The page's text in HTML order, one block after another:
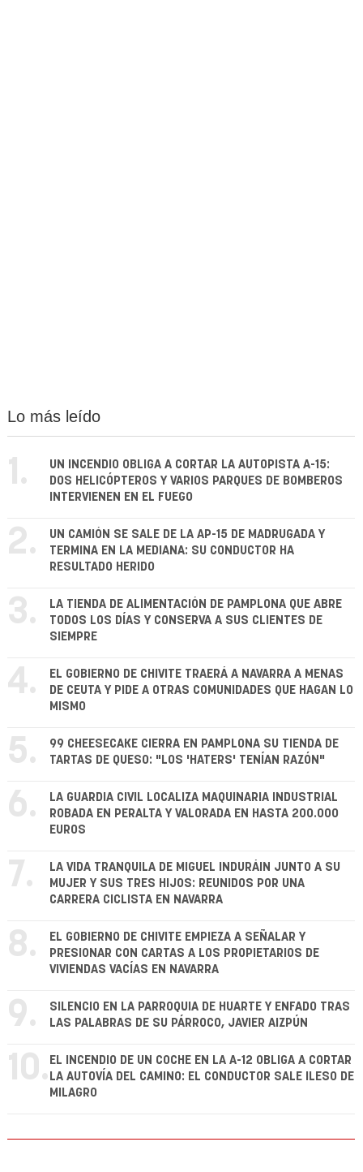
Lo más leído
1.
UN INCENDIO OBLIGA A CORTAR LA AUTOPISTA A-15:
DOS HELICÓPTEROS Y VARIOS PARQUES DE BOMBEROS
INTERVIENEN EN EL FUEGO
2.
UN CAMIÓN SE SALE DE LA AP-15 DE MADRUGADA Y
TERMINA EN LA MEDIANA: SU CONDUCTOR HA
RESULTADO HERIDO
3.
LA TIENDA DE ALIMENTACIÓN DE PAMPLONA QUE ABRE
TODOS LOS DÍAS Y CONSERVA A SUS CLIENTES DE
SIEMPRE
4.
EL GOBIERNO DE CHIVITE TRAERÁ A NAVARRA A MENAS
DE CEUTA Y PIDE A OTRAS COMUNIDADES QUE HAGAN LO
MISMO
5.
99 CHEESECAKE CIERRA EN PAMPLONA SU TIENDA DE
TARTAS DE QUESO: "LOS 'HATERS' TENÍAN RAZÓN"
6.
LA GUARDIA CIVIL LOCALIZA MAQUINARIA INDUSTRIAL
ROBADA EN PERALTA Y VALORADA EN HASTA 200.000
EUROS
7.
LA VIDA TRANQUILA DE MIGUEL INDURÁIN JUNTO A SU
MUJER Y SUS TRES HIJOS: REUNIDOS POR UNA
CARRERA CICLISTA EN NAVARRA
8.
EL GOBIERNO DE CHIVITE EMPIEZA A SEÑALAR Y
PRESIONAR CON CARTAS A LOS PROPIETARIOS DE
VIVIENDAS VACÍAS EN NAVARRA
9.
SILENCIO EN LA PARROQUIA DE HUARTE Y ENFADO TRAS
LAS PALABRAS DE SU PÁRROCO, JAVIER AIZPÚN
10. EL INCENDIO DE UN COCHE EN LA A-12 OBLIGA A CORTAR
LA AUTOVÍA DEL CAMINO: EL CONDUCTOR SALE ILESO DE
MILAGRO